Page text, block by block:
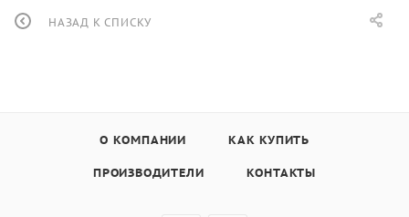
НАЗАД К СПИСКУ
О КОМПАНИИ КАК КУПИТЬ
ПРОИЗВОДИТЕЛИ КОНТАКТЫ